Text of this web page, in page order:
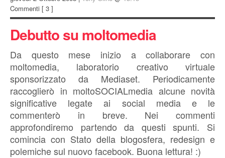
Commenti [ 3 ]
Debutto su moltomedia
Da questo mese inizio a collaborare con
moltomedia, laboratorio creativo virtuale
sponsorizzato da Mediaset. Periodicamente
raccoglierò in moltoSOCIALmedia alcune novità
significative legate ai social media e le
commenterò in breve. Nei commenti
approfondiremo partendo da questi spunti. Si
comincia con Stato della blogosfera, redesign e
polemiche sul nuovo facebook. Buona lettura! :)